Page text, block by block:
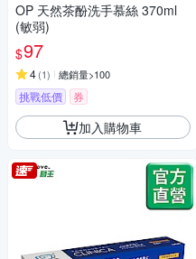
OP 天然茶酚洗手慕絲 370ml
(敏弱)
$97
4(1) 總銷量>100
挑戰低價 券
加入購物車